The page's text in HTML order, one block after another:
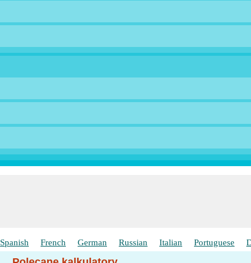
Spanish French German Russian Italian Portuguese